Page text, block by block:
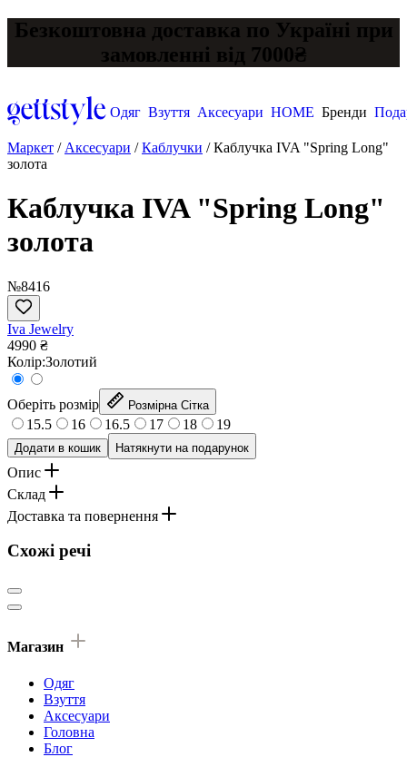
Безкоштовна доставка по Україні при
замовленні від 7000₴
Одяг Взуття Аксесуари HOME Бренди
Маркет / Аксесуари /Каблучки /Каблучка IVA "Spring Long"
золота
Каблучка IVA "Spring Long"
золота
№8416
Iva Jewelry
4990 ₴
Колір:Золотий
Оберіть розмір Розмірна Сітка
15.5 16 16.5 17 18 19
Додати в кошик Натякнути на подарунок
Опис
Склад
Доставка та повернення
Схожі речі
Магазин
Одяг
Взуття
Аксесуари
Головна
Блог